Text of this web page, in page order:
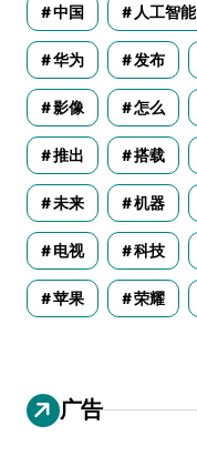
中国 人工智能
华为 发布
影像 怎么
推出 搭载
未来 机器
电视 科技
苹果 荣耀
广告